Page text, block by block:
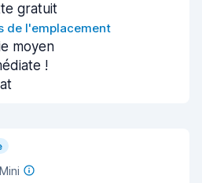
gratuit
de l'emplacement
moyen
!